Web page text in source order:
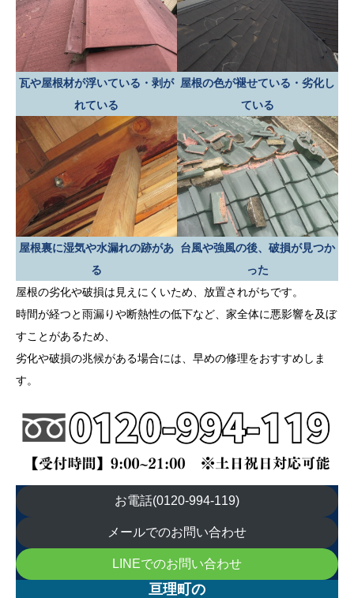
瓦や屋根材が浮いている・剥が
れている
屋根の色が褪せている・劣化し
ている
屋根裏に湿気や水漏れの跡があ
る
台風や強風の後、破損が見つか
った
屋根の劣化や破損は見えにくいため、放置されがちです。
時間が経つと雨漏りや断熱性の低下など、家全体に悪影響を及ぼ
すことがあるため、
劣化や破損の兆候がある場合には、早めの修理をおすすめしま
す。
お電話(0120-994-119)
メールでのお問い合わせ
LINEでのお問い合わせ
亘理町の